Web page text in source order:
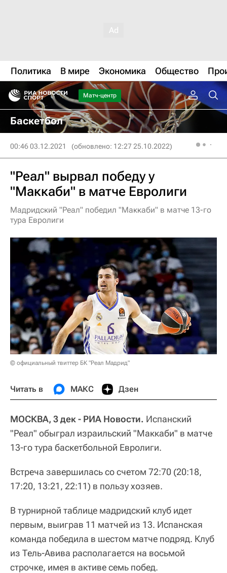
Политика В мире Экономика Общество
Матч-центр
Баскетбол
00:46 03.12.2021 (обновлено: 12:27 25.10.2022)
"Реал" вырвал победу у
"Маккаби" в матче Евролиги
Мадридский "Реал" победил "Маккаби" в матче 13-го
тура Евролиги
© официальный твиттер БК "Реал Мадрид"
Читать в МАКС Дзен
МОСКВА, 3 дек - РИА Новости. Испанский
"Реал" обыграл израильский "Маккаби" в матче
13-го тура баскетбольной Евролиги.
Встреча завершилась со счетом 72:70 (20:18,
17:20, 13:21, 22:11) в пользу хозяев.
В турнирной таблице мадридский клуб идет
первым, выиграв 11 матчей из 13. Испанская
команда победила в шестом матче подряд. Клуб
из Тель-Авива располагается на восьмой
строчке, имея в активе семь побед.